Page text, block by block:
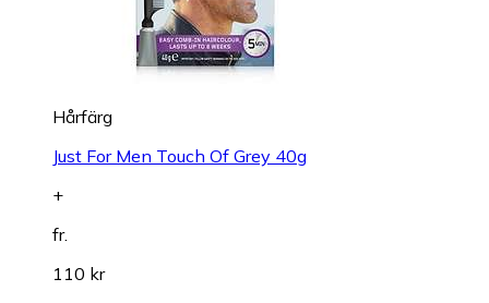
Hårfärg
Just For Men Touch Of Grey 40g
+
fr.
110 kr